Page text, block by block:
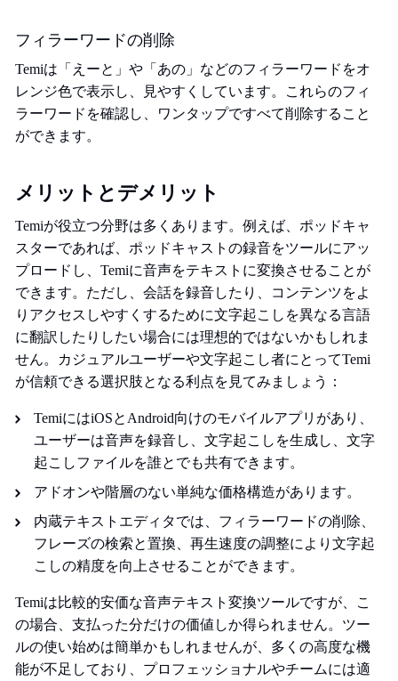
フィラーワードの削除
Temiは「えーと」や「あの」などのフィラーワードをオ
レンジ色で表示し、見やすくしています。これらのフィ
ラーワードを確認し、ワンタップですべて削除すること
ができます。
メリットとデメリット
Temiが役立つ分野は多くあります。例えば、ポッドキャ
スターであれば、ポッドキャストの録音をツールにアッ
プロードし、Temiに音声をテキストに変換させることが
できます。ただし、会話を録音したり、コンテンツをよ
りアクセスしやすくするために文字起こしを異なる言語
に翻訳したりしたい場合には理想的ではないかもしれま
せん。カジュアルユーザーや文字起こし者にとってTemi
が信頼できる選択肢となる利点を見てみましょう：
TemiにはiOSとAndroid向けのモバイルアプリがあり、
ユーザーは音声を録音し、文字起こしを生成し、文字
起こしファイルを誰とでも共有できます。
アドオンや階層のない単純な価格構造があります。
内蔵テキストエディタでは、フィラーワードの削除、
フレーズの検索と置換、再生速度の調整により文字起
こしの精度を向上させることができます。
Temiは比較的安価な音声テキスト変換ツールですが、こ
の場合、支払った分だけの価値しか得られません。ツー
ルの使い始めは簡単かもしれませんが、多くの高度な機
能が不足しており、プロフェッショナルやチームには適